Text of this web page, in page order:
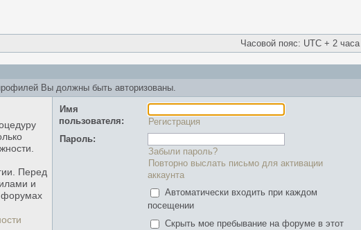
Часовой пояс: UTC + 2 часа
Вы должны быть авторизованы.
Перед
и
форумах
Имя
пользователя:
Регистрация
Пароль:
Забыли пароль?
Повторно выслать письмо для активации
аккаунта
Автоматически входить при каждом
посещении
Скрыть мое пребывание на форуме в этот